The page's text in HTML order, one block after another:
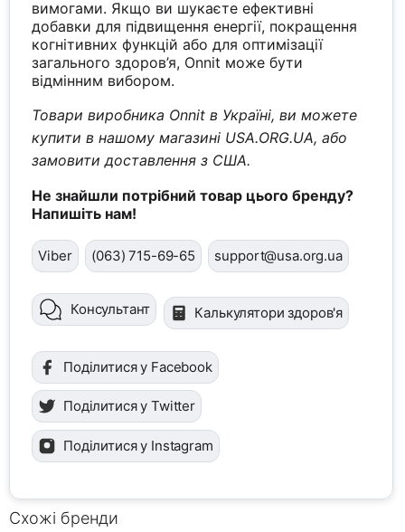
вимогами. Якщо ви шукаєте ефективні
добавки для підвищення енергії, покращення
когнітивних функцій або для оптимізації
загального здоров’я, Onnit може бути
відмінним вибором.
Товари виробника Onnit в Україні, ви можете
купити в нашому магазині USA.ORG.UA, або
замовити доставлення з США.
Не знайшли потрібний товар цього бренду?
Напишіть нам!
Viber (063) 715-69-65 support@usa.org.ua
Консультант Калькулятори здоров'я
Поділитися у Facebook
Поділитися у Twitter
Поділитися у Instagram
Схожі бренди